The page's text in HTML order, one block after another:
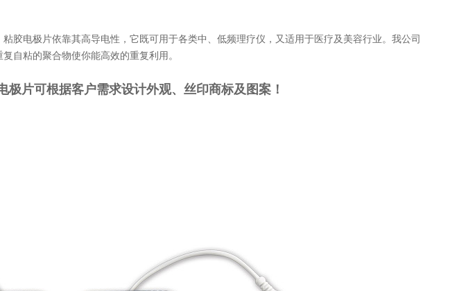
粘胶电极片依靠其高导电性，它既可用于各类中、低频理疗仪，又适用于医疗及美容行业。我公司
自粘的聚合物使你能高效的重复利用。
片可根据客户需求设计外观、丝印商标及图案！